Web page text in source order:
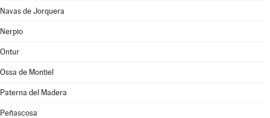
Navas de Jorquera
Nerpio
Ontur
Ossa de Montiel
Paterna del Madera
Peñascosa